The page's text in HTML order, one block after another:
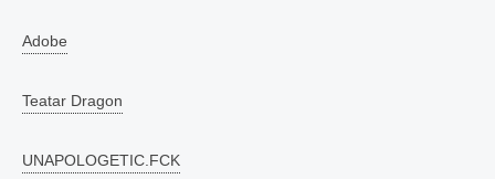
Adobe
Teatar Dragon
UNAPOLOGETIC.FCK